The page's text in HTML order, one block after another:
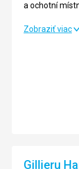
Cena
a ochotní
Krásný ostrov
Zobraziť viac
Gillieru